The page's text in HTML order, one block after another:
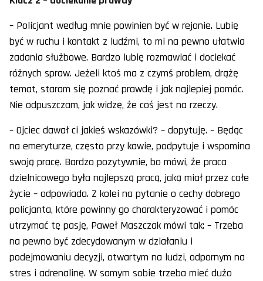
– Policjant według mnie powinien być w rejonie. Lubię
być w ruchu i kontakt z ludźmi, to mi na pewno ułatwia
zadania służbowe. Bardzo lubię rozmawiać i dociekać
różnych spraw. Jeżeli ktoś ma z czymś problem, drążę
temat, staram się poznać prawdę i jak najlepiej pomóc.
Nie odpuszczam, jak widzę, że coś jest na rzeczy.
– Ojciec dawał ci jakieś wskazówki? – dopytuję. – Będąc
na emeryturze, często przy kawie, podpytuje i wspomina
swoją pracę. Bardzo pozytywnie, bo mówi, że praca
dzielnicowego była najlepszą pracą, jaką miał przez całe
życie – odpowiada. Z kolei na pytanie o cechy dobrego
policjanta, które powinny go charakteryzować i pomóc
utrzymać tę pasję, Paweł Maszczak mówi tak: – Trzeba
na pewno być zdecydowanym w działaniu i
podejmowaniu decyzji, otwartym na ludzi, odpornym na
stres i adrenalinę. W samym sobie trzeba mieć dużo